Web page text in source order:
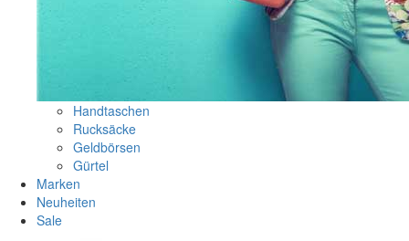
Handtaschen
Rucksäcke
Geldbörsen
Gürtel
Marken
Neuheiten
Sale